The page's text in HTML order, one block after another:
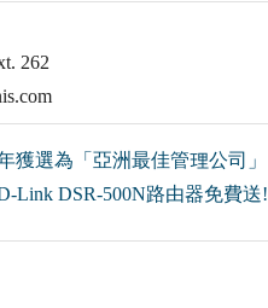
262
選為「亞洲最佳管理公司」
Link DSR-500N路由器免費送!